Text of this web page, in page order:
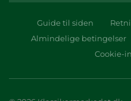
Guide til siden
Almindelige betingelser
Cookie-